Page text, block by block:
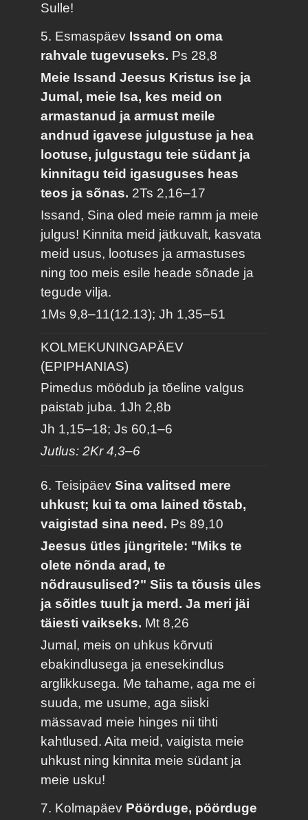
Sulle!
5. Esmaspäev Issand on oma
rahvale tugevuseks. Ps 28,8
Meie Issand Jeesus Kristus ise ja
Jumal, meie Isa, kes meid on
armastanud ja armust meile
andnud igavese julgustuse ja hea
lootuse, julgustagu teie südant ja
kinnitagu teid igasuguses heas
teos ja sõnas. 2Ts 2,16–17
Issand, Sina oled meie ramm ja meie
julgus! Kinnita meid jätkuvalt, kasvata
meid usus, lootuses ja armastuses
ning too meis esile heade sõnade ja
tegude vilja.
1Ms 9,8–11(12.13); Jh 1,35–51
KOLMEKUNINGAPÄEV
(EPIPHANIAS)
Pimedus möödub ja tõeline valgus
paistab juba. 1Jh 2,8b
Jh 1,15–18; Js 60,1–6
Jutlus: 2Kr 4,3–6
6. TeisipäevSina valitsed mere
uhkust; kui ta oma lained tõstab,
vaigistad sina need. Ps 89,10
Jeesus ütles jüngritele: "Miks te
olete nõnda arad, te
nõdrausulised?" Siis ta tõusis üles
ja sõitles tuult ja merd. Ja meri jäi
täiesti vaikseks. Mt 8,26
Jumal, meis on uhkus kõrvuti
ebakindlusega ja enesekindlus
arglikkusega. Me tahame, aga me ei
suuda, me usume, aga siiski
mässavad meie hinges nii tihti
kahtlused. Aita meid, vaigista meie
uhkust ning kinnita meie südant ja
meie usku!
7. Kolmapäev Pöörduge, pöörduge